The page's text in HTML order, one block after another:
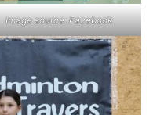
Image source: Facebook